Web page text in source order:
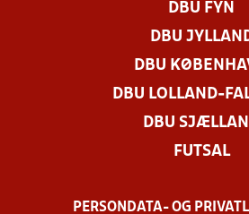
DBU FYN
DBU
DBU
DBU LOLLAND-
DBU
FUTSAL
PERSONDATA- OG